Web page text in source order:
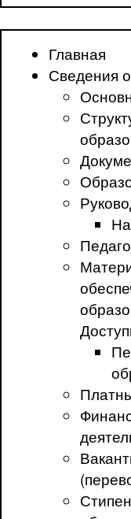
Главная
Сведения